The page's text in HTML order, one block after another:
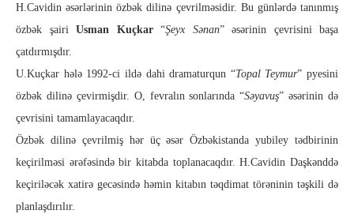
H.Cavidin əsərlərinin özbək dilinə çevrilməsidir. Bu günlərdə tanınmış
özbək şairi Usman Kuçkar“Şeyx Sənan” əsərinin çevrisini başa
çatdırmışdır.
U.Kuçkar hələ 1992-ci ildə dahi dramaturqun “Topal Teymur” pyesini
özbək dilinə çevirmişdir. O, fevralın sonlarında “Səyavuş” əsərinin də
çevrisini tamamlayacaqdır.
Özbək dilinə çevrilmiş hər üç əsər Özbəkistanda yubiley tədbirinin
keçirilməsi ərəfəsində bir kitabda toplanacaqdır. H.Cavidin Daşkənddə
keçiriləcək xatirə gecəsində həmin kitabın təqdimat törəninin təşkili də
planlaşdırılır.